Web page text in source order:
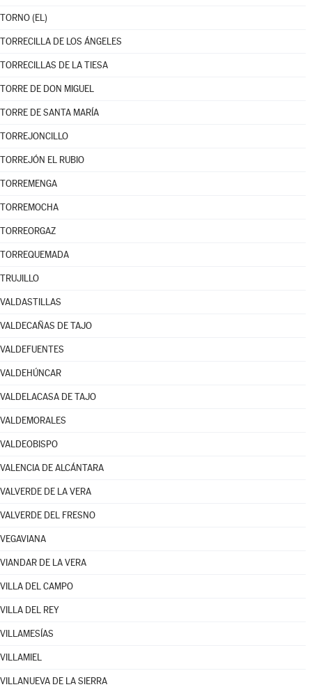
TORNO (EL)
TORRECILLA DE LOS ÁNGELES
TORRECILLAS DE LA TIESA
TORRE DE DON MIGUEL
TORRE DE SANTA MARÍA
TORREJONCILLO
TORREJÓN EL RUBIO
TORREMENGA
TORREMOCHA
TORREORGAZ
TORREQUEMADA
TRUJILLO
VALDASTILLAS
VALDECAÑAS DE TAJO
VALDEFUENTES
VALDEHÚNCAR
VALDELACASA DE TAJO
VALDEMORALES
VALDEOBISPO
VALENCIA DE ALCÁNTARA
VALVERDE DE LA VERA
VALVERDE DEL FRESNO
VEGAVIANA
VIANDAR DE LA VERA
VILLA DEL CAMPO
VILLA DEL REY
VILLAMESÍAS
VILLAMIEL
VILLANUEVA DE LA SIERRA